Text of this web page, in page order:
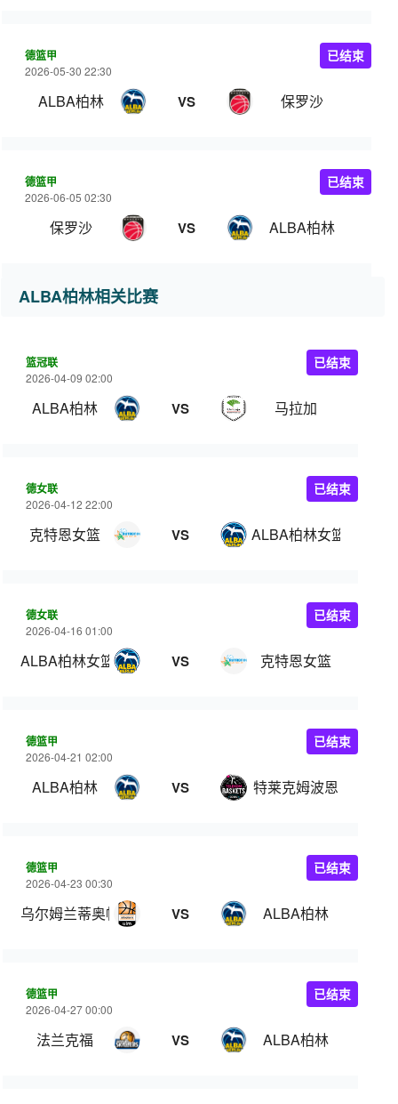
德篮甲
2026-05-30 22:30
ALBA柏林 VS 保罗沙
已结束
德篮甲
2026-06-05 02:30
保罗沙 VS ALBA柏林
已结束
ALBA柏林相关比赛
篮冠联
2026-04-09 02:00
ALBA柏林 VS 马拉加
已结束
德女联
2026-04-12 22:00
克特恩女篮 VS ALBA柏林女篮
已结束
德女联
2026-04-16 01:00
ALBA柏林女篮 VS 克特恩女篮
已结束
德篮甲
2026-04-21 02:00
ALBA柏林 VS 特莱克姆波恩
已结束
德篮甲
2026-04-23 00:30
乌尔姆兰蒂奥帕姆 VS ALBA柏林
已结束
德篮甲
2026-04-27 00:00
法兰克福 VS ALBA柏林
已结束